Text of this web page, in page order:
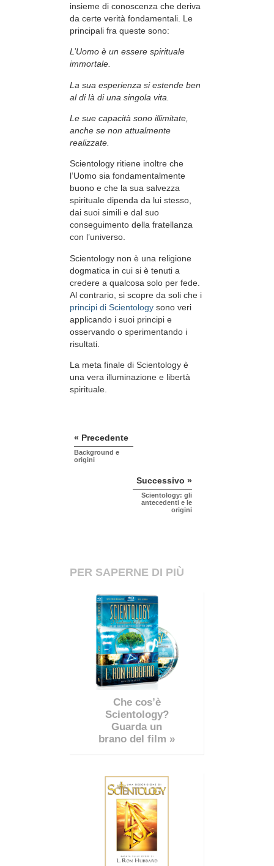
insieme di conoscenza che deriva
da certe verità fondamentali. Le
principali fra queste sono:
L’Uomo è un essere spirituale
immortale.
La sua esperienza si estende ben
al di là di una singola vita.
Le sue capacità sono illimitate,
anche se non attualmente
realizzate.
Scientology ritiene inoltre che
l’Uomo sia fondamentalmente
buono e che la sua salvezza
spirituale dipenda da lui stesso,
dai suoi simili e dal suo
conseguimento della fratellanza
con l’universo.
Scientology non è una religione
dogmatica in cui si è tenuti a
credere a qualcosa solo per fede.
Al contrario, si scopre da soli che i
principi di Scientology sono veri
applicando i suoi principi e
osservando o sperimentando i
risultati.
La meta finale di Scientology è
una vera illuminazione e libertà
spirituale.
« Precedente
Background e
origini
Successivo »
Scientology: gli
antecedenti e le
origini
PER SAPERNE DI PIÙ
Che cos’è
Scientology?
Guarda un
brano del film »